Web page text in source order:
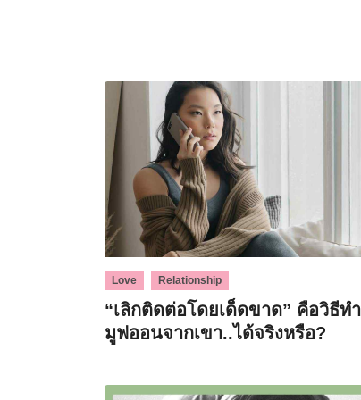
Love Relationship
“เลิกติดต่อโดยเด็ดขาด” คือวิธีทำ
มูฟออนจากเขา..ได้จริงหรือ?